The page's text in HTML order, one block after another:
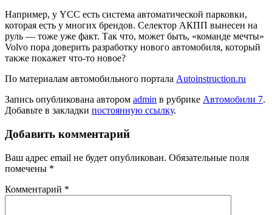
Например, у YCC есть система автоматической парковки,
которая есть у многих брендов. Селектор АКПП вынесен на
руль — тоже уже факт. Так что, может быть, «команде мечты»
Volvo пора доверить разработку нового автомобиля, который
также покажет что-то новое?
По материалам автомобильного портала Autoinstruction.ru
Запись опубликована автором admin в рубрике Автомобили 7.
Добавьте в закладки постоянную ссылку.
Добавить комментарий
Ваш адрес email не будет опубликован. Обязательные поля
помечены *
Комментарий *